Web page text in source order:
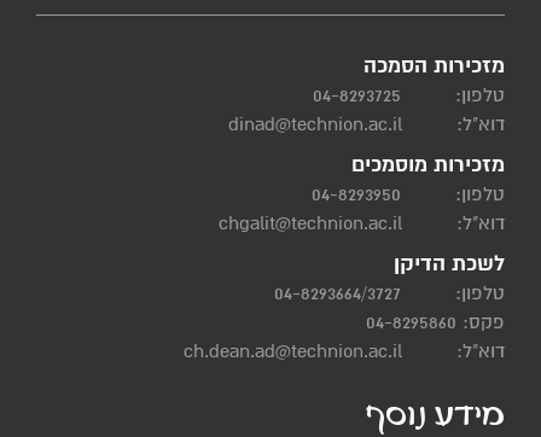
מזכירות הסמכה
טלפון:
04-8293725
דוא"ל:
dinad@technion.ac.il
מזכירות מוסמכים
טלפון:
04-8293950
דוא"ל:
chgalit@technion.ac.il
לשכת הדיקן
טלפון:
04-8293664/3727
פקס: 04-8295860
דוא"ל:
ch.dean.ad@technion.ac.il
מידע נוסף